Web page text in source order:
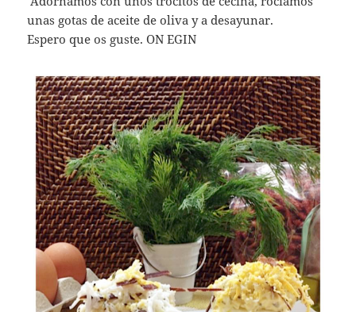
unas gotas de aceite de oliva y a desayunar.
Espero que os guste. ON EGIN